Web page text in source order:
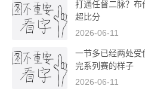
打通任督二脉？布
超比分
2026-06-11
一节多已经两处受
完系列赛的样子
2026-06-11